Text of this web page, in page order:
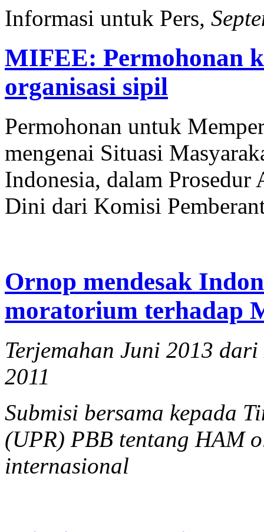
Informasi untuk Pers,
MIFEE: Permohonan
organisasi sipil
Permohonan untuk
mengenai Situasi
Indonesia, dalam Prosedur
Dini dari Komisi
Ornop mendesak
moratorium terhadap
Terjemahan Juni 2013
2011
Submisi bersama kepada
(UPR) PBB tentang HAM
internasional